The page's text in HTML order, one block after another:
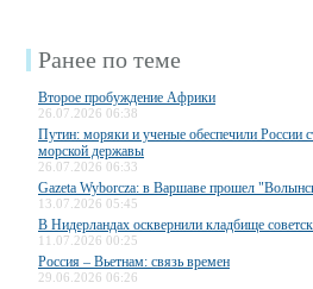
Ранее по теме
Второе пробуждение Африки
26.07.2026 06:38
Путин: моряки и ученые обеспечили России
морской державы
26.07.2026 06:33
Gazeta Wyborcza: в Варшаве прошел
13.07.2026 05:45
В Нидерландах осквернили кладбище
11.07.2026 00:25
Россия – Вьетнам: связь времен
29.06.2026 06:26